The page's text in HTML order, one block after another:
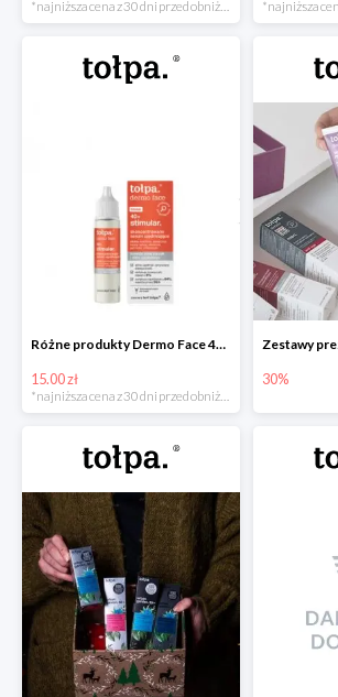
Różne produkty Dermo Face 40+stimular do -15zł
15.00 zł
*najniższa cena z 30 dni przed obniżką
30%